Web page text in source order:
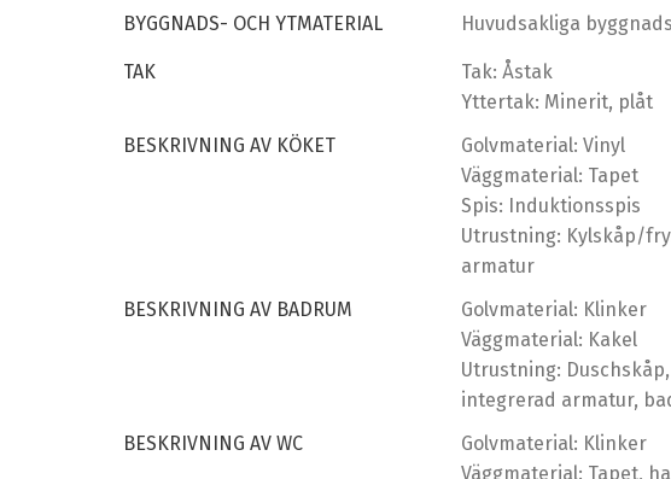
BYGGNADS- OCH YTMATERIAL Huvudsakliga
TAK
Tak: Åstak
Yttertak: Minerit, plåt
BESKRIVNING AV KÖKET
Golvmaterial: Vinyl
Väggmaterial: Tapet
Spis: Induktionsspis
Utrustning: Kylskåp/
armatur
BESKRIVNING AV BADRUM
Golvmaterial: Klinker
Väggmaterial: Kakel
Utrustning:
integrerad armatur,
BESKRIVNING AV WC
Golvmaterial: Klinker
Väggmaterial: Tapet,